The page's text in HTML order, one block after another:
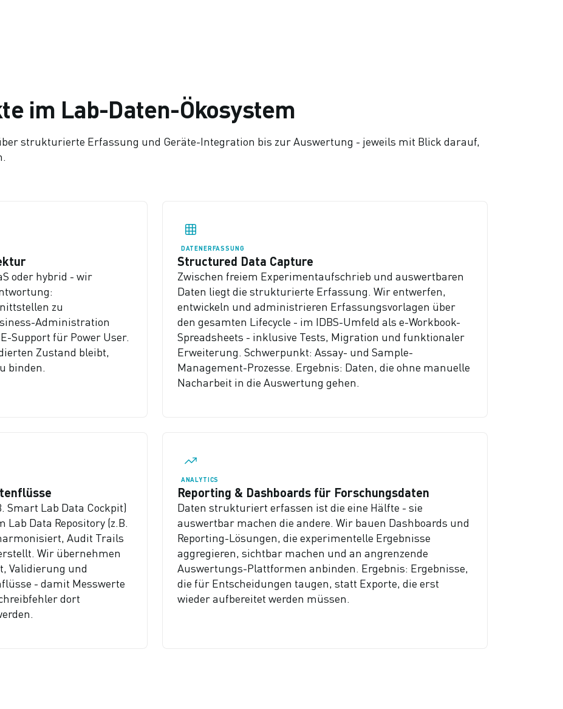
im Lab-Daten-Ökosystem
strukturierte Erfassung und Geräte-Integration bis zur Auswertung - jeweils mit Blick darauf,
oder hybrid - wir
zu
Administration
Support für Power User.
Zustand bleibt,
binden.
DATENERFASSUNG
Structured Data Capture
Zwischen freiem Experimentaufschrieb und auswertbaren
Daten liegt die strukturierte Erfassung. Wir entwerfen,
entwickeln und administrieren Erfassungsvorlagen über
den gesamten Lifecycle - im IDBS-Umfeld als e-Workbook-
Spreadsheets - inklusive Tests, Migration und funktionaler
Erweiterung. Schwerpunkt: Assay- und Sample-
Management-Prozesse. Ergebnis: Daten, die ohne manuelle
Nacharbeit in die Auswertung gehen.
Smart Lab Data Cockpit)
Data Repository (z.B.
Audit Trails
Wir übernehmen
Validierung und
- damit Messwerte
dort
ANALYTICS
Reporting & Dashboards für Forschungsdaten
Daten strukturiert erfassen ist die eine Hälfte - sie
auswertbar machen die andere. Wir bauen Dashboards und
Reporting-Lösungen, die experimentelle Ergebnisse
aggregieren, sichtbar machen und an angrenzende
Auswertungs-Plattformen anbinden. Ergebnis: Ergebnisse,
die für Entscheidungen taugen, statt Exporte, die erst
wieder aufbereitet werden müssen.